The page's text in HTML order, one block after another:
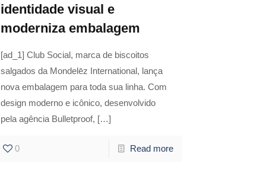
identidade visual e
moderniza embalagem
[ad_1] Club Social, marca de biscoitos
salgados da Mondelēz International, lança
nova embalagem para toda sua linha. Com
design moderno e icônico, desenvolvido
pela agência Bulletproof, […]
0 Read more